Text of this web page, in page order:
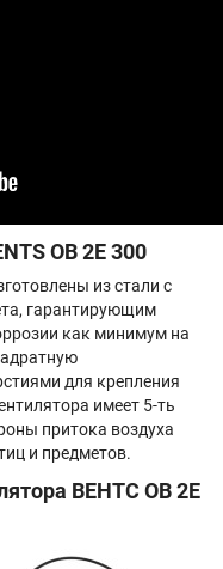
ОВ 2Е 300
из стали с
гарантирующим
как минимум на
для крепления
имеет 5-ть
притока воздуха
и предметов.
ВЕНТС ОВ 2Е